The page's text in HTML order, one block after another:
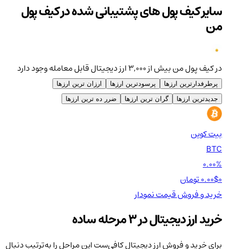
سایر کیف پول های پشتیبانی شده در کیف پول
من
در کیف پول من بیش از ۳,۰۰۰ ارز دیجیتال قابل معامله وجود دارد
پرطرفدارترین ارزها پرسودترین ارزها
ارزان ترین ارزها
جدیدترین ارزها
گران ترین ارزها ضرر ده ترین ارزها
بیت کوین
BTC
0.00%
0.00$
خرید و فروشقیمتنمودار
خرید ارز دیجیتال در 3 مرحله ساده
برای خرید و فروش ارز دیجیتال کافی‌ست این مراحل را به‌ترتیب دنبال